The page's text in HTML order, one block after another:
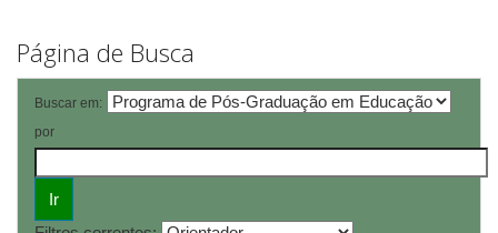
Página de Busca
Buscar em:
por